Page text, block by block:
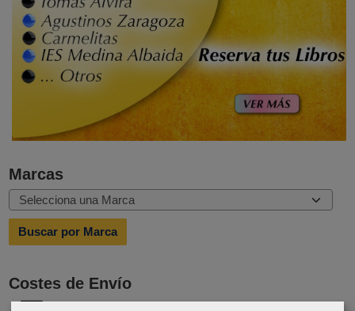
Marcas
Costes de Envío